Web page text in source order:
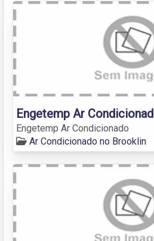
Engetemp Ar
Engetemp Ar Condicionado
Ar Condicionado no Brooklin